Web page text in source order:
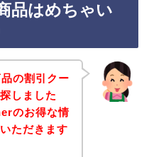
品はめちゃい
の割引クー
しました
のお得な情
ただきます